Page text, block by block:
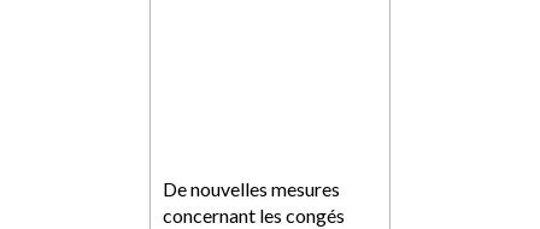
De nouvelles mesures
concernant les congés